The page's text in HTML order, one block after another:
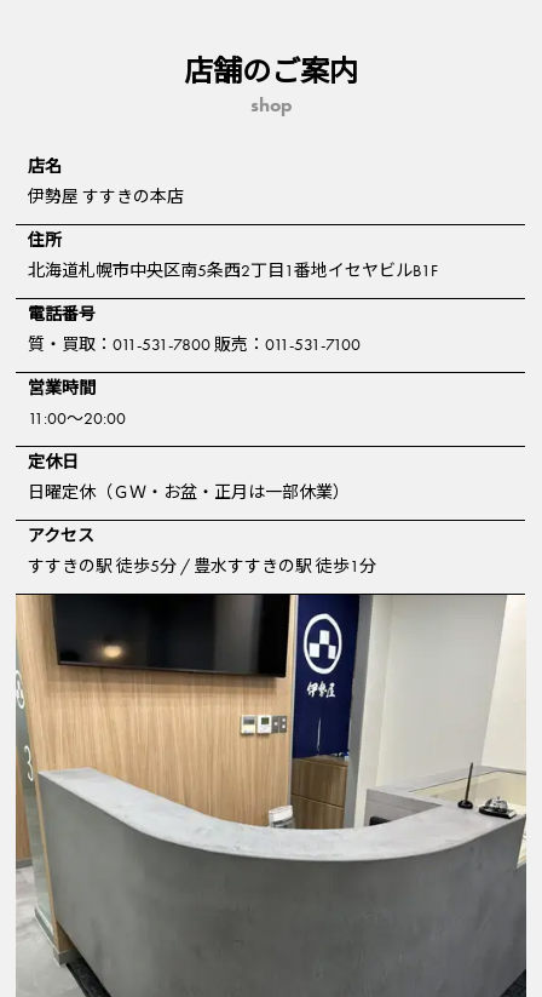
店舗のご案内
shop
店名
伊勢屋 すすきの本店
住所
北海道札幌市中央区南5条西2丁目1番地イセヤビルB1F
電話番号
質・買取：011-531-7800 販売：011-531-7100
営業時間
11:00～20:00
定休日
日曜定休（ＧＷ・お盆・正月は一部休業）
アクセス
すすきの駅 徒歩5分 / 豊水すすきの駅 徒歩1分